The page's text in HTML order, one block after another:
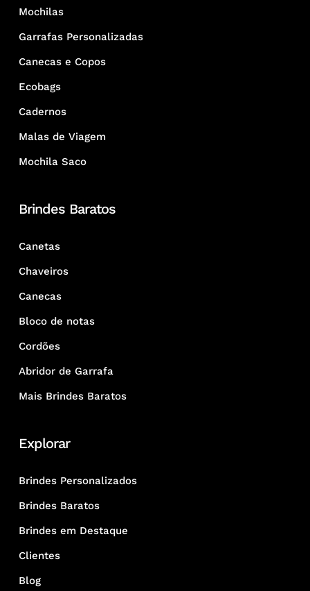
Mochilas
Garrafas Personalizadas
Canecas e Copos
Ecobags
Cadernos
Malas de Viagem
Mochila Saco
Brindes Baratos
Canetas
Chaveiros
Canecas
Bloco de notas
Cordões
Abridor de Garrafa
Mais Brindes Baratos
Explorar
Brindes Personalizados
Brindes Baratos
Brindes em Destaque
Clientes
Blog